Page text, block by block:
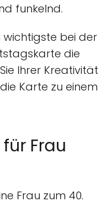
funkelnd.
wichtigste bei der
die
Ihrer Kreativität
Karte zu einem
Frau
Frau zum 40.